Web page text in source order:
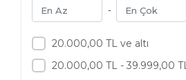
-
20.000,00 TL ve altı
20.000,00 TL - 39.999,00 TL